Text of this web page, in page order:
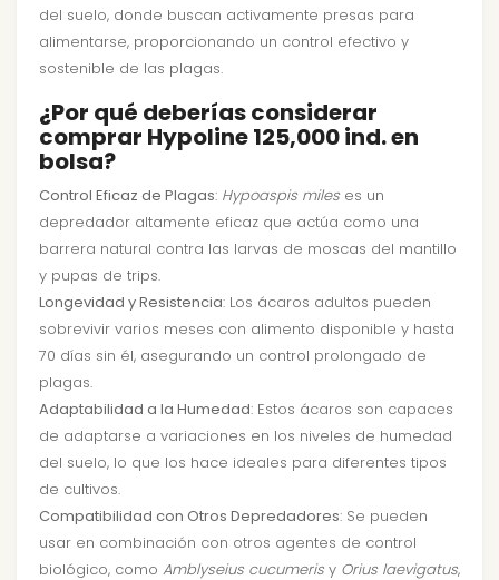
del suelo, donde buscan activamente presas para
alimentarse, proporcionando un control efectivo y
sostenible de las plagas.
¿Por qué deberías considerar
comprar Hypoline 125,000 ind. en
bolsa?
Control Eficaz de Plagas: Hypoaspis mileses un
depredador altamente eficaz que actúa como una
barrera natural contra las larvas de moscas del mantillo
y pupas de trips.
Longevidad y Resistencia: Los ácaros adultos pueden
sobrevivir varios meses con alimento disponible y hasta
70 días sin él, asegurando un control prolongado de
plagas.
Adaptabilidad a la Humedad: Estos ácaros son capaces
de adaptarse a variaciones en los niveles de humedad
del suelo, lo que los hace ideales para diferentes tipos
de cultivos.
Compatibilidad con Otros Depredadores: Se pueden
usar en combinación con otros agentes de control
biológico, como Amblyseius cucumerisy Orius laevigatus,